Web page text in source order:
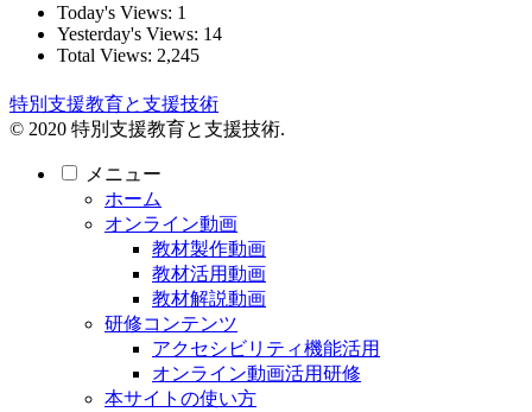
Today's Views: 1
Yesterday's Views: 14
Total Views: 2,245
特別支援教育と支援技術
© 2020 特別支援教育と支援技術.
メニュー
ホーム
オンライン動画
教材製作動画
教材活用動画
教材解説動画
研修コンテンツ
アクセシビリティ機能活用
オンライン動画活用研修
本サイトの使い方